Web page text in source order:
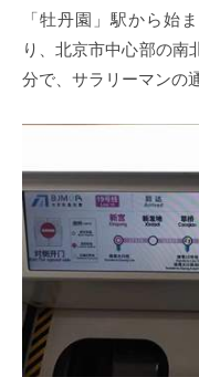
「牡丹園」駅から始
り、北京市中心部の南
分で、サラリーマンの